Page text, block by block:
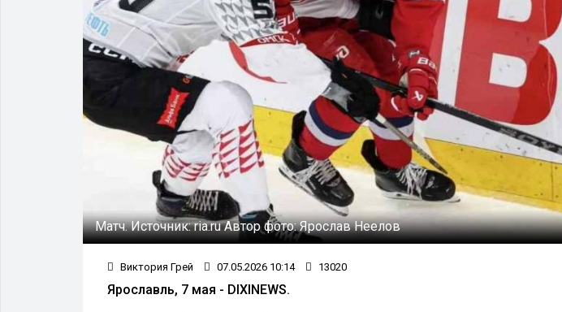
Матч.Источник:ria.ruАвтор фото:Ярослав Неелов
Виктория Грей 07.05.2026 10:14 13020
Ярославль, 7 мая - DIXINEWS.